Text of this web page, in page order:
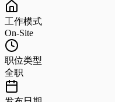
工作模式
On-Site
职位类型
全职